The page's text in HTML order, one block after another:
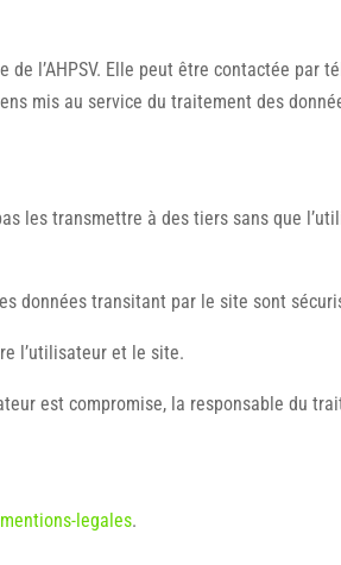
l’AHPSV. Elle peut être contactée par
mis au service du traitement des
les transmettre à des tiers sans que
données transitant par le site sont
l’utilisateur et le site.
est compromise, la responsable du
legales.